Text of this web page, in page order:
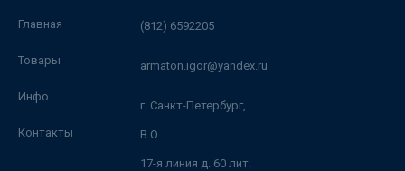
Главная
Товары
Инфо
Контакты
(812) 6592205
armaton.igor@yandex.ru
г. Санкт-Петербург,
В.О.
17-я линия д. 60 лит.